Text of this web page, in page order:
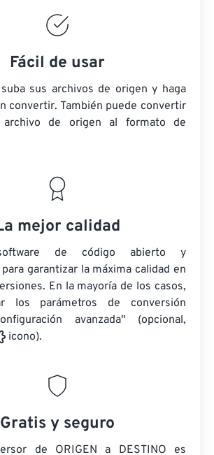
Fácil de usar
sus archivos de origen y haga
convertir. También puede convertir
de origen al formato de
mejor calidad
de código abierto y
garantizar la máxima calidad en
En la mayoría de los casos,
los parámetros de conversión
avanzada" (opcional,
icono).
Gratis y seguro
de ORIGEN a DESTINO es